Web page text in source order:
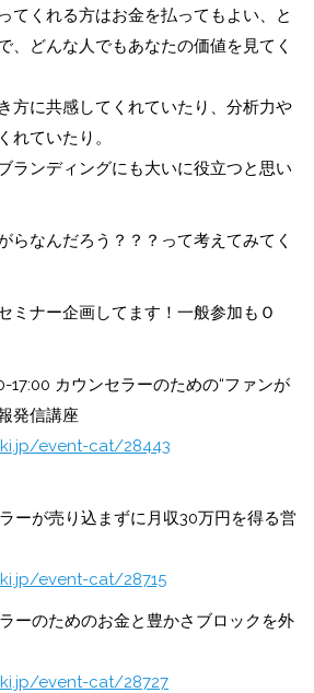
てくれる方はお金を払ってもよい、と
、どんな人でもあなたの価値を見てく
方に共感してくれていたり、分析力や
れていたり。
ランディングにも大いに役立つと思い
らなんだろう？？？って考えてみてく
ミナー企画してます！一般参加もＯ
17:00 カウンセラーのための“ファンが
発信講座
event-cat/28443
ーが売り込まずに月収30万円を得る営
event-cat/28715
ーのためのお金と豊かさブロックを外
event-cat/28727